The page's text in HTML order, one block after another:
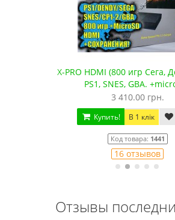
X-PRO HDMI (800 игр Сега,
PS1, SNES, GBA.
3 410.00 грн.
Купить! В 1 клік
Код товара: 1441
16 отзывов
Отзывы
Наполнитель для
56.00 грн.